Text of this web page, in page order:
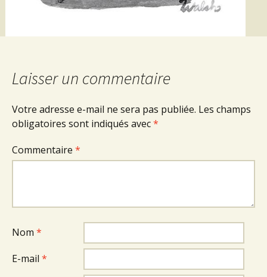
Laisser un commentaire
Votre adresse e-mail ne sera pas publiée. Les champs
obligatoires sont indiqués avec*
Commentaire *
Nom *
E-mail *